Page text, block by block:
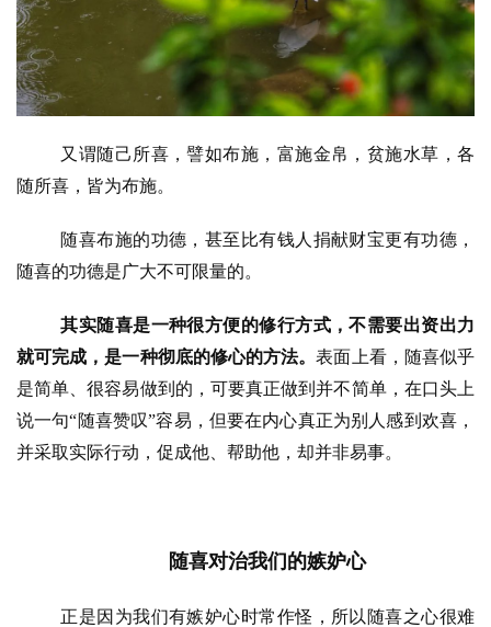
讯
八
点
僧
又谓随己所喜，譬如布施，富施金帛，贫施水草，各
随所喜，皆为布施。
随喜布施的功德，甚至比有钱人捐献财宝更有功德，
随喜的功德是广大不可限量的。
其实随喜是一种很方便的修行方式，不需要出资出力
就可完成，是一种彻底的修心的方法。表面上看，随喜似乎
是简单、很容易做到的，可要真正做到并不简单，在口头上
说一句“随喜赞叹”容易，但要在内心真正为别人感到欢喜，
并采取实际行动，促成他、帮助他，却并非易事。
随喜对治我们的嫉妒心
正是因为我们有嫉妒心时常作怪，所以随喜之心很难